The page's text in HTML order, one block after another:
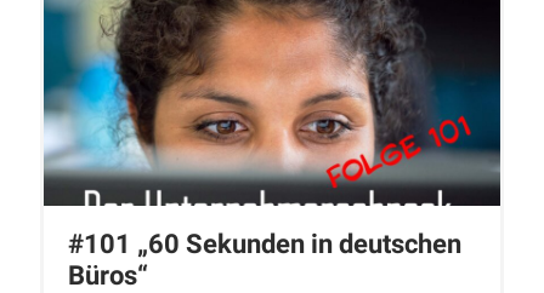
#101 „60 Sekunden in deutschen
Büros“